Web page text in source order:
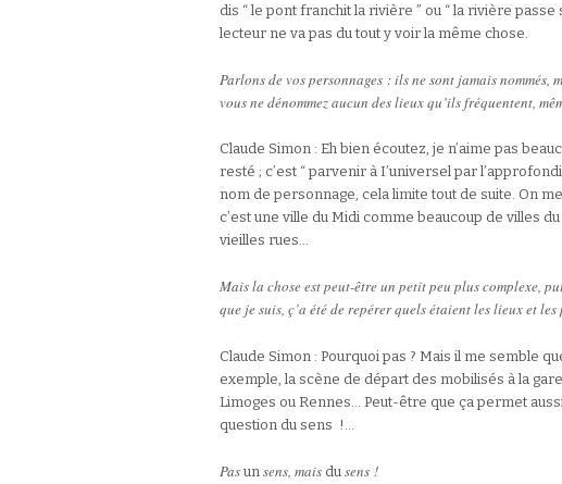
dis “ le pont franchit la rivière ” ou “ la rivière
lecteur ne va pas du tout y voir la même chose.
Parlons de vos personnages : ils ne sont jamais
vous ne dénommez aucun des lieux qu’ils fréquentent,
Claude Simon : Eh bien écoutez, je n’aime pas
resté ; c’est “ parvenir à I’universel par
nom de personnage, cela limite tout de suite. On
c’est une ville du Midi comme beaucoup de villes
vieilles rues…
Mais la chose est peut-être un petit peu plus complexe,
que je suis, ç’a été de repérer quels étaient les lieux et les
Claude Simon : Pourquoi pas ? Mais il me semble
exemple, la scène de départ des mobilisés à la
Limoges ou Rennes… Peut-être que ça permet
question du sens !…
Pas un sens, mais du sens !